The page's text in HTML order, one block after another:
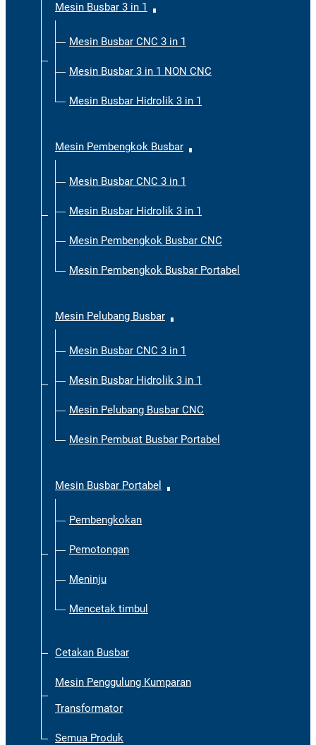
Mesin Busbar 3 in 1
Mesin Busbar CNC 3 in 1
Mesin Busbar 3 in 1 NON CNC
Mesin Busbar Hidrolik 3 in 1
Mesin Pembengkok Busbar
Mesin Busbar CNC 3 in 1
Mesin Busbar Hidrolik 3 in 1
Mesin Pembengkok Busbar CNC
Mesin Pembengkok Busbar Portabel
Mesin Pelubang Busbar
Mesin Busbar CNC 3 in 1
Mesin Busbar Hidrolik 3 in 1
Mesin Pelubang Busbar CNC
Mesin Pembuat Busbar Portabel
Mesin Busbar Portabel
Pembengkokan
Pemotongan
Meninju
Mencetak timbul
Cetakan Busbar
Mesin Penggulung Kumparan
Transformator
Semua Produk